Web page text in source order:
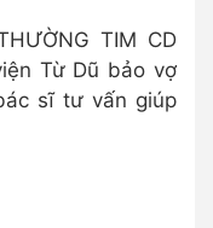
TIM CD
Từ Dũ bảo vợ
sĩ tư vấn giúp